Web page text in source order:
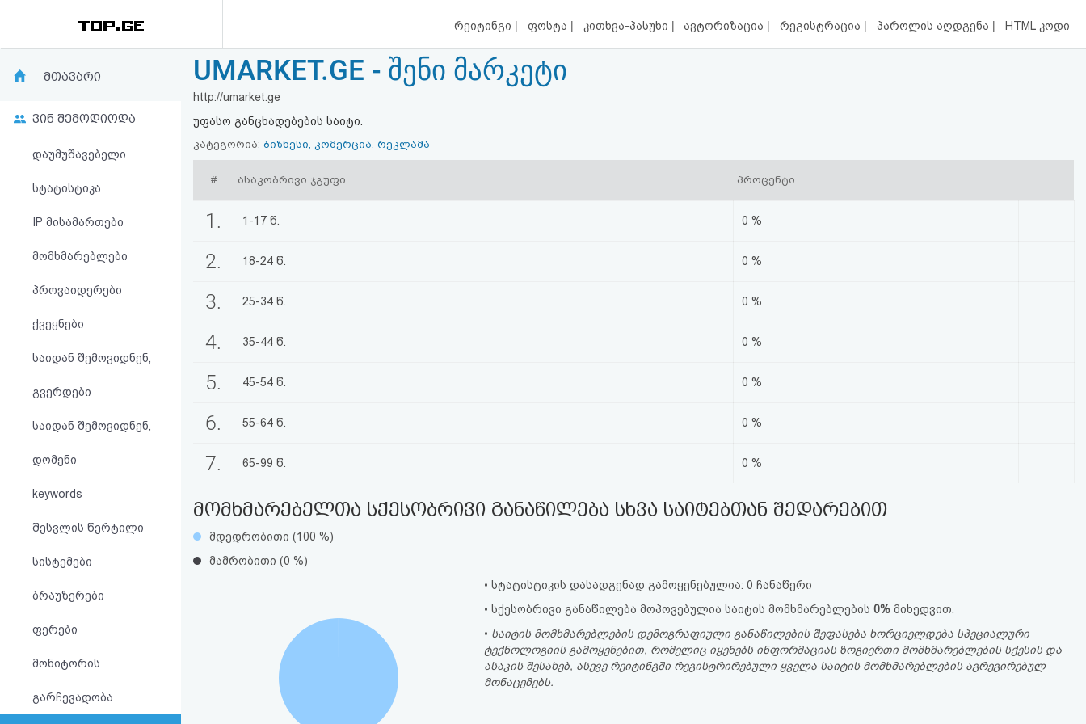
რეიტინგი | ფოსტა | კითხვა-პასუხი | ავტორიზაცია | რეგისტრაცია | პაროლის აღდგენა | HTML კოდი
რეიტინგი
კითხვა-
პასუხი
ავტორიზაცია
რეგისტრაცია
სალიცენზიო
შეთანხმება
მთავარი
ვინ შემოდიოდა
დაუმუშავებელი
სტატისტიკა
IP მისამართები
მომხმარებლები
პროვაიდერები
ქვეყნები
საიდან შემოვიდნენ,
გვერდები
საიდან შემოვიდნენ,
დომენი
keywords
შესვლის წერტილი
სისტემები
ბრაუზერები
ფერები
მონიტორის
გარჩევადობა
UMARKET.GE - შენი მარკეტი
http://umarket.ge
უფასო განცხადებების საიტი.
კატეგორია: ბიზნესი, კომერცია, რეკლამა
# ასაკობრივი ჯგუფი პროცენტი
1. 1-17 წ. 0 %
2. 18-24 წ. 0 %
3. 25-34 წ. 0 %
4. 35-44 წ. 0 %
5. 45-54 წ. 0 %
6. 55-64 წ. 0 %
7. 65-99 წ. 0 %
მომხმარებელთა სქესობრივი განაწილება სხვა საიტებთან შედარებით
მდედრობითი (100 %)
მამრობითი (0 %)
• სტატისტიკის დასადგენად გამოყენებულია: 0 ჩანაწერი
• სქესობრივი განაწილება მოპოვებულია საიტის მომხმარებლების 0% მიხედვით.
• საიტის მომხმარებლების დემოგრაფიული განაწილების შეფასება ხორციელდება სპეციალური
ტექნოლოგიის გამოყენებით, რომელიც იყენებს ინფორმაციას ზოგიერთი მომხმარებლების სქესის და
ასაკის შესახებ, ასევე რეიტინგში რეგისტრირებული ყველა საიტის მომხმარებლების აგრეგირებულ
მონაცემებს.